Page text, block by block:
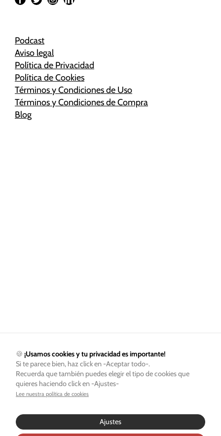
Podcast
Aviso legal
Política de Privacidad
Política de Cookies
Términos y Condiciones de Uso
Términos y Condiciones de Compra
Blog
🍪 ¡Usamos cookies y tu privacidad es importante!
Si te parece bien, haz click en -Aceptar todo-.
Recuerda que también puedes elegir el tipo de cookies que
quieres haciendo click en -Ajustes-
Lee nuestra política de cookies
Ajustes